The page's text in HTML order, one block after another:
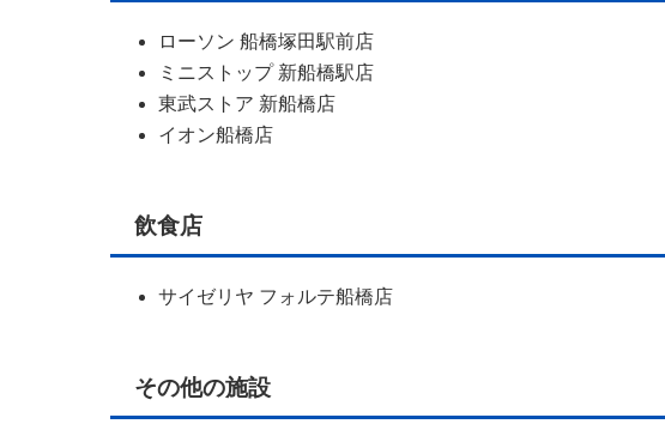
ローソン 船橋塚田駅前店
ミニストップ 新船橋駅店
東武ストア 新船橋店
イオン船橋店
飲食店
サイゼリヤ フォルテ船橋店
その他の施設